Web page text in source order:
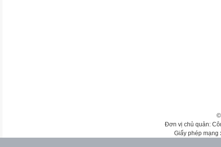
Đơn vị chủ quản:
Giấy phép mạng